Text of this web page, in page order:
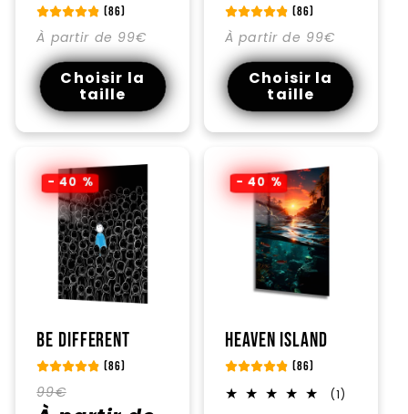
(86)
Prix
habituel
À partir de 99€
Choisir la
taille
(86)
Prix
habituel
À partir de 99€
Choisir la
taille
- 40 %
Be Different
(86)
Prix
99€
- 40 %
Heaven Island
(86)
(1)